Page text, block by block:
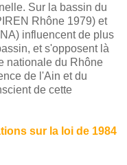
Sur la bassin du
Rhône 1979) et
influencent de plus
et s'opposent là
nationale du Rhône
de l'Ain et du
de cette
sur la loi de 1984